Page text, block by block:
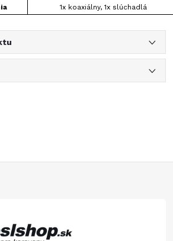
1x koaxiálny, 1x slúchadlá